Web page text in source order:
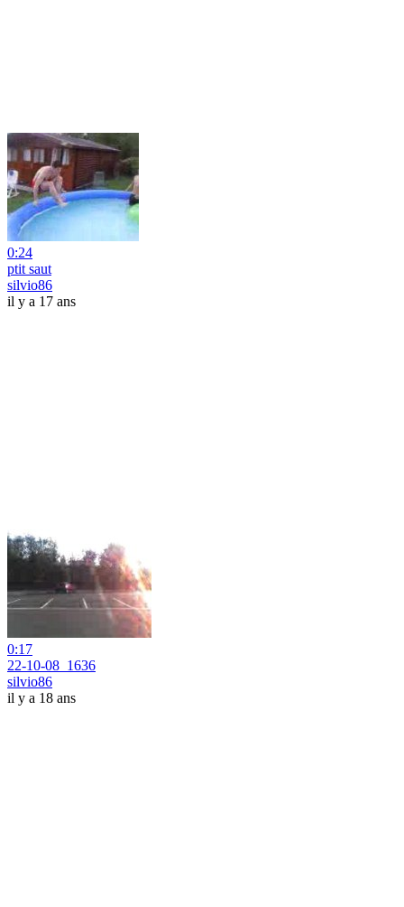
0:24
ptit saut
silvio86
il y a 17 ans
0:17
22-10-08_1636
silvio86
il y a 18 ans